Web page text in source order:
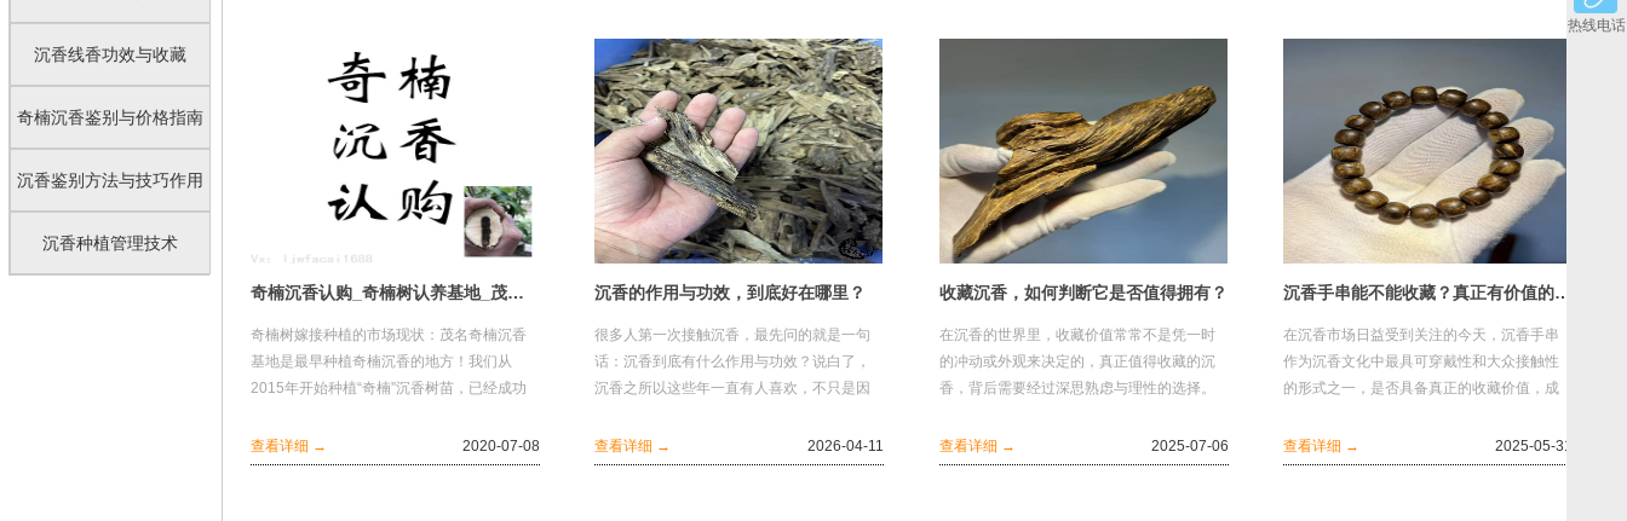
热线电话
沉香线香功效与收藏
奇楠沉香鉴别与价格指南
沉香鉴别方法与技巧作用
沉香种植管理技术
奇楠沉香认购_奇楠树认养基地_茂名沉香协会指定单位
奇楠树嫁接种植的市场现状：茂名奇楠沉香
基地是最早种植奇楠沉香的地方！我们从
2015年开始种植“奇楠”沉香树苗，已经成功
地...
查看详细 → 2020-07-08
沉香的作用与功效，到底好在哪里？
很多人第一次接触沉香，最先问的就是一句
话：沉香到底有什么作用与功效？说白了，
沉香之所以这些年一直有人喜欢，不只是因
上同时有...
查看详细 → 2026-04-11
收藏沉香，如何判断它是否值得拥有？
在沉香的世界里，收藏价值常常不是凭一时
的冲动或外观来决定的，真正值得收藏的沉
香，背后需要经过深思熟虑与理性的选择。
们在沉香...
查看详细 → 2025-07-06
沉香手串能不能收藏？真正有价值的手串，都具备这五个标准
在沉香市场日益受到关注的今天，沉香手串
作为沉香文化中最具可穿戴性和大众接触性
的形式之一，是否具备真正的收藏价值，成
但前提是...
查看详细 → 2025-05-31